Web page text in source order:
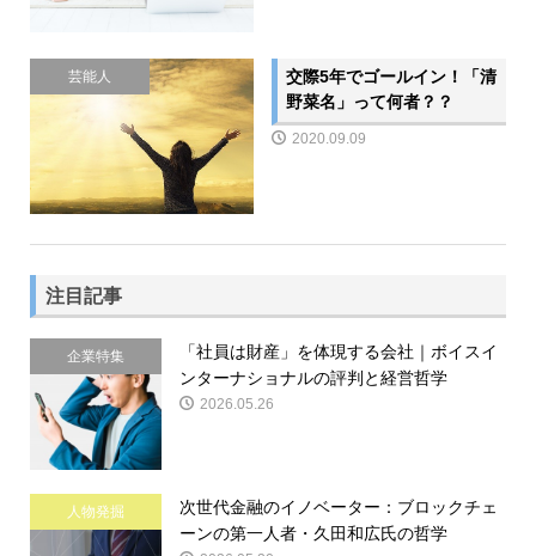
芸能人
交際5年でゴールイン！「清
野菜名」って何者？？
2020.09.09
注目記事
企業特集
「社員は財産」を体現する会社｜ボイスイ
ンターナショナルの評判と経営哲学
2026.05.26
人物発掘
次世代金融のイノベーター：ブロックチェ
ーンの第一人者・久田和広氏の哲学